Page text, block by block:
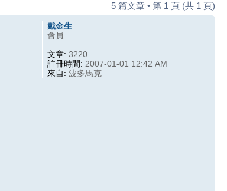
5 篇文章 • 第 1 頁 (共 1 頁)
戴金生
會員
文章: 3220
註冊時間: 2007-01-01 12:42 AM
來自: 波多馬克